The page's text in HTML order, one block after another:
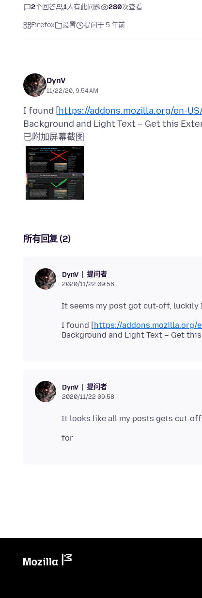
2个回答 1人有此问题 280次查看
Firefox 设置 提问于 5 年前
DynV
11/22/20, 9:54 AM
I found [https://addons.mozilla.org/en-
已附加屏幕截图
所有回复 (2)
DynV 提问者
2020/11/22 09:56
I found [https://addons.mozilla.org/
DynV 提问者
2020/11/22 09:58